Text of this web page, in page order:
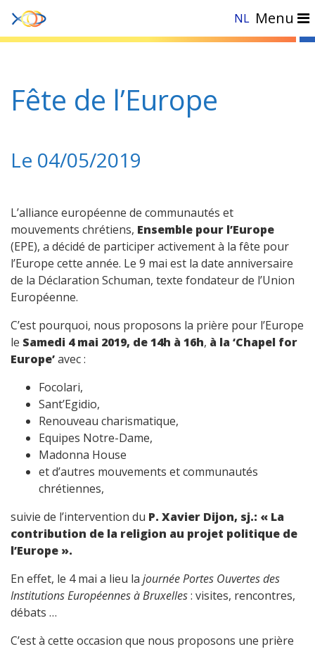
NL Menu
Accueil
Fête de l’Europe
Le 04/05/2019
L’alliance européenne de communautés et
mouvements chrétiens, Ensemble pour l’Europe
(EPE), a décidé de participer activement à la fête pour
l’Europe cette année. Le 9 mai est la date anniversaire
de la Déclaration Schuman, texte fondateur de l’Union
Européenne.
C’est pourquoi, nous proposons la prière pour l’Europe
le Samedi 4 mai 2019, de 14h à 16h, à la ‘Chapel for
Europe’avec :
Focolari,
Sant’Egidio,
Renouveau charismatique,
Equipes Notre-Dame,
Madonna House
et d’autres mouvements et communautés
chrétiennes,
suivie de l’intervention du P. Xavier Dijon, sj.: « La
contribution de la religion au projet politique de
l’Europe ».
En effet, le 4 mai a lieu la journée Portes Ouvertes des
Institutions Européennes à Bruxelles: visites, rencontres,
débats …
C’est à cette occasion que nous proposons une prière